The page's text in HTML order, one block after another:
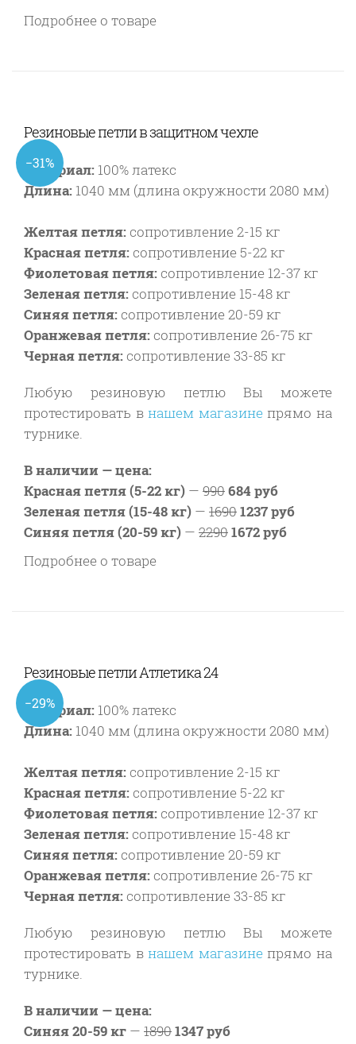
Подробнее о товаре
−31%
Резиновые петли в защитном чехле
Материал: 100% латекс
Длина: 1040 мм (длина окружности 2080 мм)
Желтая петля:сопротивление 2-15 кг
Красная петля:сопротивление 5-22 кг
Фиолетовая петля:сопротивление 12-37 кг
Зеленая петля:сопротивление 15-48 кг
Синяя петля:сопротивление 20-59 кг
Оранжевая петля:сопротивление 26-75 кг
Черная петля:сопротивление 33-85 кг
Любую резиновую петлю Вы можете
протестировать внашем магазинепрямо на
турнике.
В наличии — цена:
Красная петля (5-22 кг) — 990684 руб
Зеленая петля (15-48 кг) — 16901237 руб
Синяя петля (20-59 кг) — 22901672 руб
Подробнее о товаре
−29%
Резиновые петли Атлетика 24
Материал: 100% латекс
Длина: 1040 мм (длина окружности 2080 мм)
Желтая петля:сопротивление 2-15 кг
Красная петля:сопротивление 5-22 кг
Фиолетовая петля:сопротивление 12-37 кг
Зеленая петля:сопротивление 15-48 кг
Синяя петля:сопротивление 20-59 кг
Оранжевая петля:сопротивление 26-75 кг
Черная петля:сопротивление 33-85 кг
Любую резиновую петлю Вы можете
протестировать внашем магазинепрямо на
турнике.
В наличии — цена:
Синяя 20-59 кг — 18901347 руб